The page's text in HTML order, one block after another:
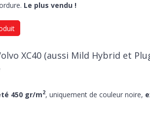
Le plus vendu !
XC40 (aussi Mild Hybrid et
450 gr/m2, uniquement de couleur noire,